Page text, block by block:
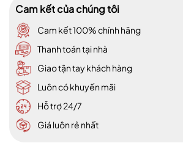
Cam kết của chúng tôi
Cam kết 100% chính hãng
Thanh toán tại nhà
Giao tận tay khách hàng
Luôn có khuyến mãi
Hỗ trợ 24/7
Giá luôn rẻ nhất